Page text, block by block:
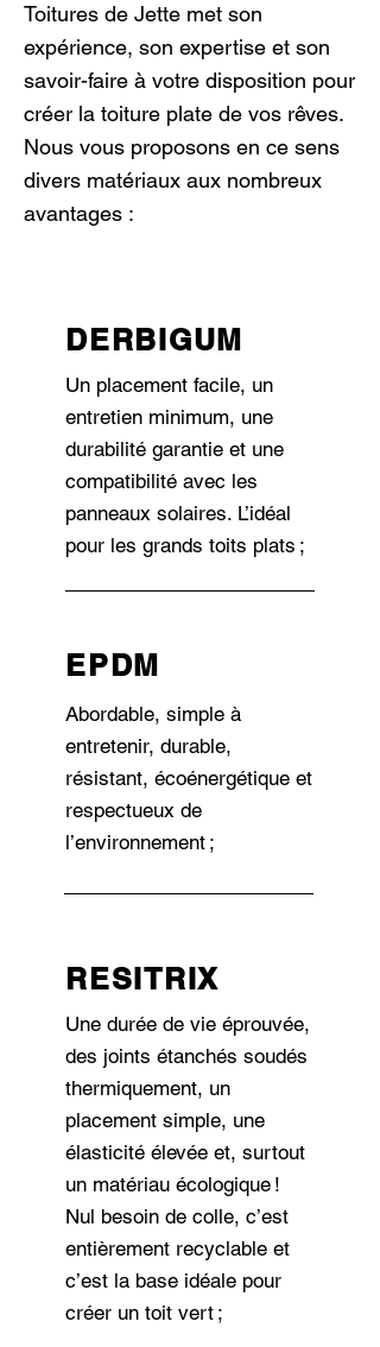
Toitures de Jette met son
expérience, son expertise et son
savoir-faire à votre disposition pour
créer la toiture plate de vos rêves.
Nous vous proposons en ce sens
divers matériaux aux nombreux
avantages :
DERBIGUM
Un placement facile, un
entretien minimum, une
durabilité garantie et une
compatibilité avec les
panneaux solaires. L’idéal
pour les grands toits plats ;
EPDM
Abordable, simple à
entretenir, durable,
résistant, écoénergétique et
respectueux de
l’environnement ;
RESITRIX
Une durée de vie éprouvée,
des joints étanchés soudés
thermiquement, un
placement simple, une
élasticité élevée et, surtout
un matériau écologique !
Nul besoin de colle, c’est
entièrement recyclable et
c’est la base idéale pour
créer un toit vert ;